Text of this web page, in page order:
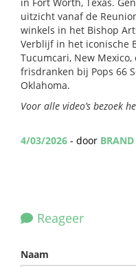
uitzicht vanaf de
winkels in het Bishop
Verblijf in het iconische
Tucumcari, New
frisdranken bij Pops 66
Oklahoma.
Voor alle video’s bezoek
4/03/2026 - door
Reageer
Naam